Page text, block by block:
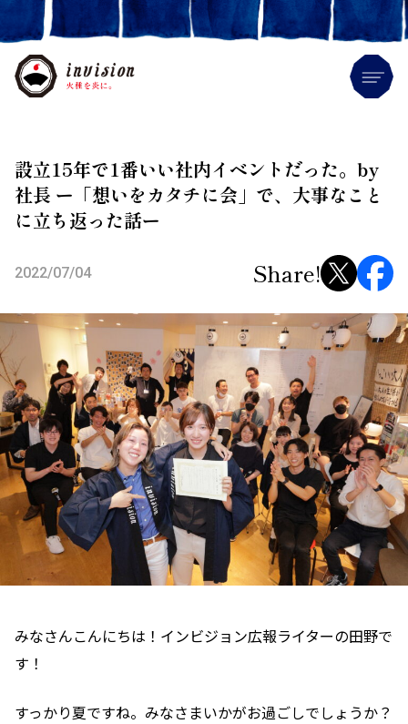
設立15年で1番いい社内イベントだった。by
社長 ー「想いをカタチに会」で、大事なこと
に立ち返った話ー
2022/07/04 Share!
みなさんこんにちは！インビジョン広報ライターの田野で
す！
すっかり夏ですね。みなさまいかがお過ごしでしょうか？